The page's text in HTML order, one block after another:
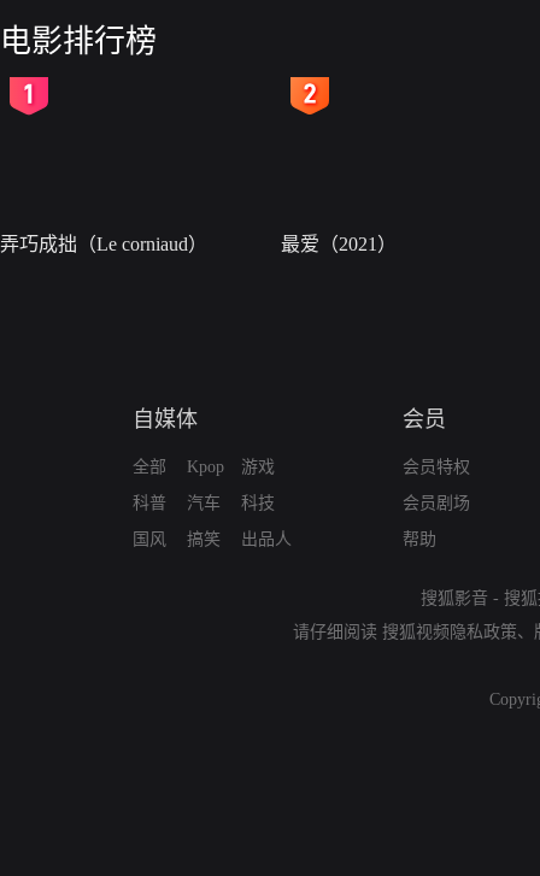
电影排行榜
弄巧成拙（Le corniaud） 最爱（2021）
自媒体
全部
科普
国风
Kpop
汽车
搞笑
游戏
科技
出品人
会员
会员特权
会员剧场
帮助
搜狐影音 - 搜
请仔细阅读 搜狐视频隐私政策、